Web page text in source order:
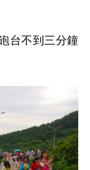
台不到三分鐘